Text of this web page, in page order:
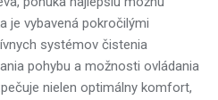
je vybavená pokročilými
systémov čistenia
pohybu a možnosti ovládania
nielen optimálny komfort,